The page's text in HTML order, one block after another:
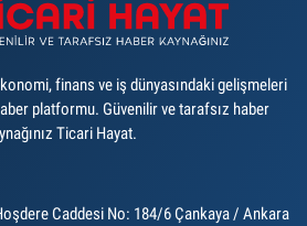
finans ve iş dünyasındaki gelişmeleri
platformu. Güvenilir ve tarafsız haber
Ticari Hayat.
Caddesi No: 184/6 Çankaya / Ankara